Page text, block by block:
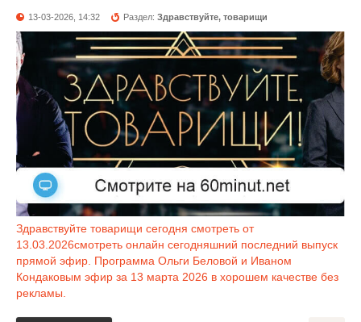
13-03-2026, 14:32 Раздел:Здравствуйте, товарищи
Здравствуйте товарищи сегодня смотреть от
13.03.2026смотреть онлайн сегодняшний последний выпуск
прямой эфир. Программа Ольги Беловой и Иваном
Кондаковым эфир за 13 марта 2026 в хорошем качестве без
рекламы.